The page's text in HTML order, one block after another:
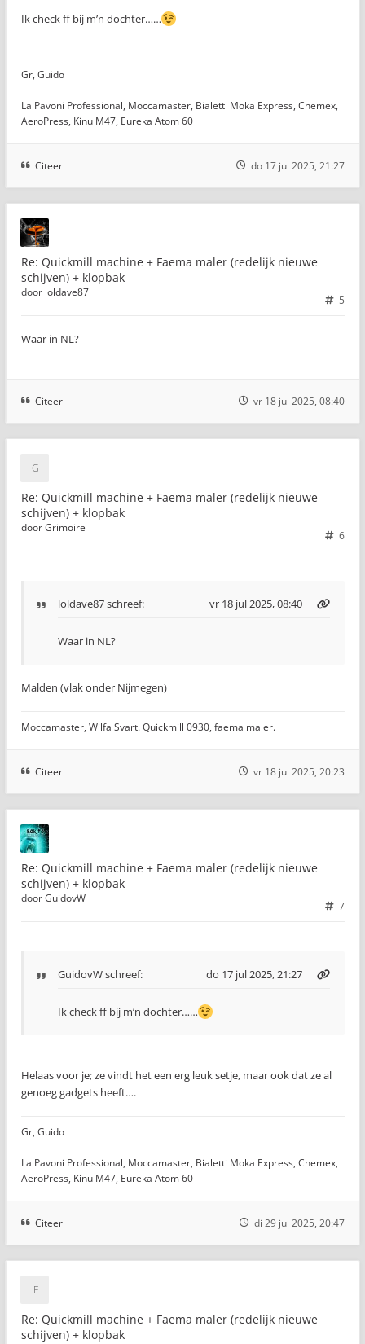
Ik check ff bij m’n dochter……
Gr, Guido
La Pavoni Professional, Moccamaster, Bialetti Moka Express, Chemex,
AeroPress, Kinu M47, Eureka Atom 60
Citeer do 17 jul 2025, 21:27
Re: Quickmill machine + Faema maler (redelijk nieuwe
schijven) + klopbak
5
door loldave87
Waar in NL?
Citeer vr 18 jul 2025, 08:40
Re: Quickmill machine + Faema maler (redelijk nieuwe
schijven) + klopbak
6
doorGrimoire
loldave87schreef: vr 18 jul 2025, 08:40
Waar in NL?
Malden (vlak onder Nijmegen)
Moccamaster, Wilfa Svart. Quickmill 0930, faema maler.
Citeer vr 18 jul 2025, 20:23
Re: Quickmill machine + Faema maler (redelijk nieuwe
schijven) + klopbak
7
doorGuidovW
GuidovWschreef: do 17 jul 2025, 21:27
Ik check ff bij m’n dochter……
Helaas voor je; ze vindt het een erg leuk setje, maar ook dat ze al
genoeg gadgets heeft….
Gr, Guido
La Pavoni Professional, Moccamaster, Bialetti Moka Express, Chemex,
AeroPress, Kinu M47, Eureka Atom 60
Citeer di 29 jul 2025, 20:47
Re: Quickmill machine + Faema maler (redelijk nieuwe
schijven) + klopbak